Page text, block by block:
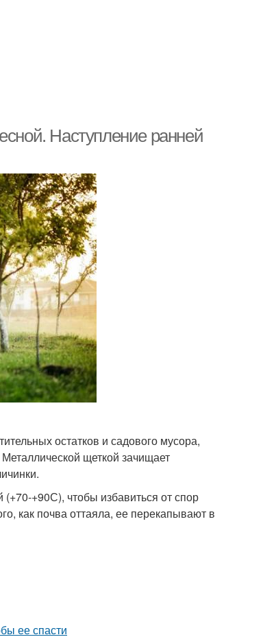
Наступление ранней
остатков и садового мусора,
щеткой зачищает
+90С), чтобы избавиться от спор
как почва оттаяла, ее перекапывают в
ее спасти